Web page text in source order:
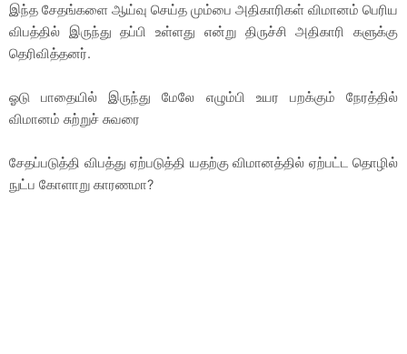
இந்த சேதங்களை ஆய்வு செய்த மும்பை அதிகாரிகள் விமானம் பெரிய
விபத்தில் இருந்து தப்பி உள்ளது என்று திருச்சி அதிகாரி களுக்கு
தெரிவித்தனர்.
ஓடு பாதையில் இருந்து மேலே எழும்பி உயர பறக்கும் நேரத்தில்
விமானம் சுற்றுச் சுவரை
சேதப்படுத்தி விபத்து ஏற்படுத்தி யதற்கு விமானத்தில் ஏற்பட்ட தொழில்
நுட்ப கோளாறு காரணமா?